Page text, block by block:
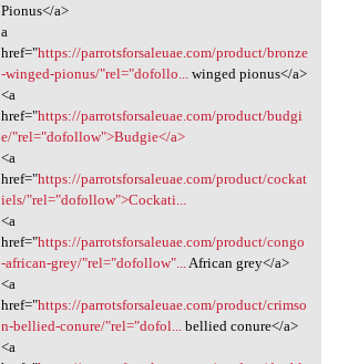
Pionus</a>
a
href="https://parrotsforsaleuae.com/product/bronze
-winged-pionus/"rel="dofollo...winged pionus</a>
<a
href="https://parrotsforsaleuae.com/product/budgi
e/"rel="dofollow">Budgie</a>
<a
href="https://parrotsforsaleuae.com/product/cockat
iels/"rel="dofollow">Cockati...
<a
href="https://parrotsforsaleuae.com/product/congo
-african-grey/"rel="dofollow"...African grey</a>
<a
href="https://parrotsforsaleuae.com/product/crimso
n-bellied-conure/"rel="dofol...bellied conure</a>
<a